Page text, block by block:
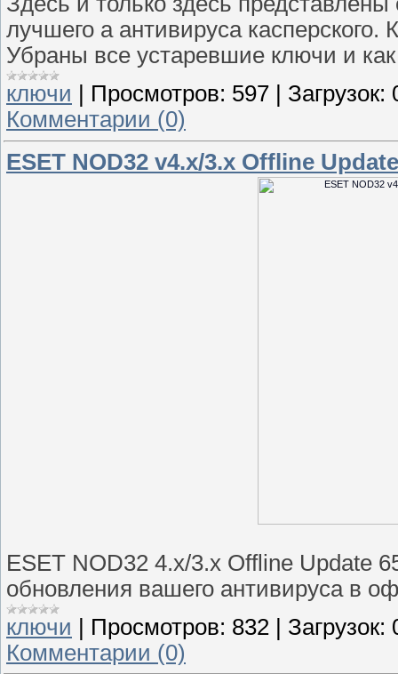
лучшего а антивируса
Убраны все устаревшие ключи и
ключи
Просмотров: 597 Загрузок:
Комментарии (0)
ESET NOD32 v4.х/3.x Offline
ESET NOD32 4.х/3.x Offline Update
обновления вашего антивируса в
ключи
Просмотров: 832 Загрузок:
Комментарии (0)